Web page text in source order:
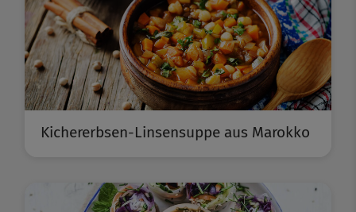
Kichererbsen-Linsensuppe aus Marokko